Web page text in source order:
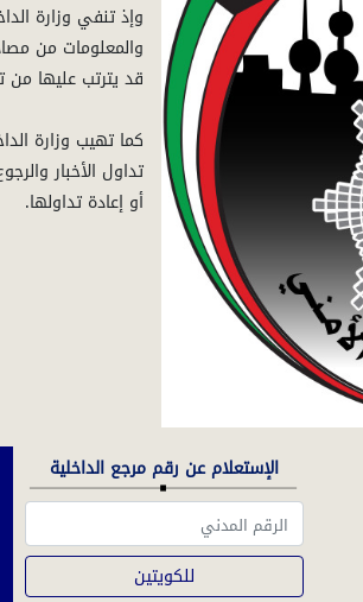
وإذ تنفي وزارة
والمعلومات من
كما تهيب وزارة
تداول الأخبار
أو إعادة تداولها.
الإستعلام عن رقم مرجع الداخلية
للكويتين